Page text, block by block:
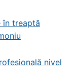
în treaptă
nivel